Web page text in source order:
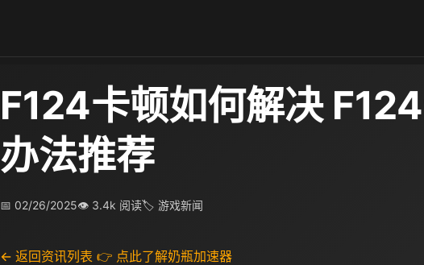
F124卡顿如何解决
办法推荐
📅 02/26/2025👁 3.4k 阅读🏷 游戏新闻
← 返回资讯列表 👉 点此了解奶瓶加速器